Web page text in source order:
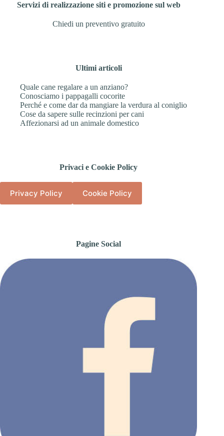
Servizi di realizzazione siti e promozione sul web
Chiedi un preventivo gratuito
Ultimi articoli
Quale cane regalare a un anziano?
Conosciamo i pappagalli cocorite
Perché e come dar da mangiare la verdura al coniglio
Cose da sapere sulle recinzioni per cani
Affezionarsi ad un animale domestico
Privaci e Cookie Policy
Privacy Policy Cookie Policy
Pagine Social